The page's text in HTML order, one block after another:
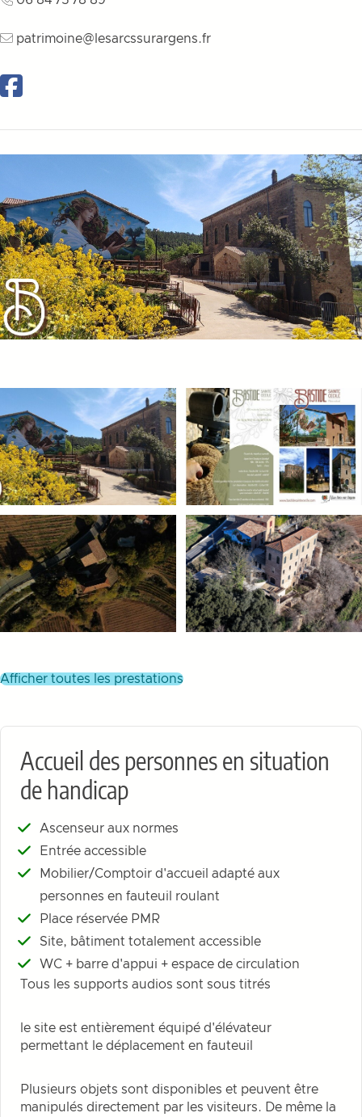
afficher toutes les prestations
Accueil des personnes en situation
de handicap
Ascenseur aux normes
Entrée accessible
Mobilier/Comptoir d'accueil adapté aux
personnes en fauteuil roulant
Place réservée PMR
Site, bâtiment totalement accessible
WC + barre d'appui + espace de circulation
Tous les supports audios sont sous titrés
le site est entièrement équipé d'élévateur
permettant le déplacement en fauteuil
Plusieurs objets sont disponibles et peuvent être
manipulés directement par les visiteurs. De même la
patrimoine@lesarcssurargens.fr
Facebook